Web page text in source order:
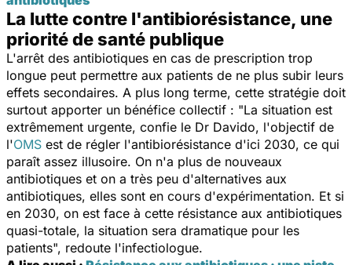
La lutte contre l'antibiorésistance, une
priorité de santé publique
L'arrêt des antibiotiques en cas de prescription trop
longue peut permettre aux patients de ne plus subir leurs
effets secondaires. A plus long terme, cette stratégie doit
surtout apporter un bénéfice collectif : "La situation est
extrêmement urgente, confie le Dr Davido, l'objectif de
l'OMS est de régler l'antibiorésistance d'ici 2030, ce qui
paraît assez illusoire. On n'a plus de nouveaux
antibiotiques et on a très peu d'alternatives aux
antibiotiques, elles sont en cours d'expérimentation. Et si
en 2030, on est face à cette résistance aux antibiotiques
quasi-totale, la situation sera dramatique pour les
patients", redoute l'infectiologue.